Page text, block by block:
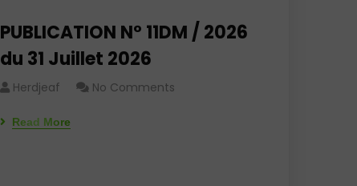
PUBLICATION N° 11DM / 2026
du 31 Juillet 2026
Herdjeaf No Comments
Read More